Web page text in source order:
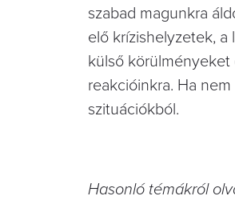
szabad magunkra
elő krízishelyzetek,
külső körülményeket
reakcióinkra. Ha
szituációkból.
Hasonló témákról